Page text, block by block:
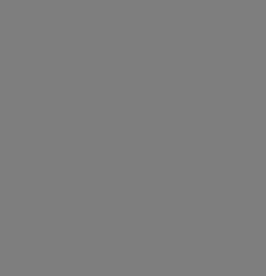
transactionnels
de service